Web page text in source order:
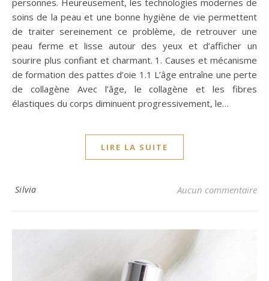
personnes. Heureusement, les technologies modernes de
soins de la peau et une bonne hygiène de vie permettent
de traiter sereinement ce problème, de retrouver une
peau ferme et lisse autour des yeux et d’afficher un
sourire plus confiant et charmant. 1. Causes et mécanisme
de formation des pattes d’oie 1.1 L’âge entraîne une perte
de collagène Avec l’âge, le collagène et les fibres
élastiques du corps diminuent progressivement, le…
LIRE LA SUITE
Silvia Aucun commentaire